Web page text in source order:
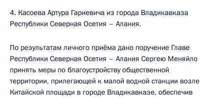
4. Касоева Артура Гариевича из города Владикавказа
Республики Северная Осетия – Алания.
По результатам личного приёма дано поручение Главе
Республики Северная Осетия – Алания Сергею Меняйло
принять меры по благоустройству общественной
территории, прилегающей к малой водной станции возле
Китайской площади в городе Владикавказе, обеспечив